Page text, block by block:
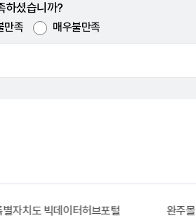
하셨습니까?
만족 매우불만족
별자치도 빅데이터허브포털 완주몰